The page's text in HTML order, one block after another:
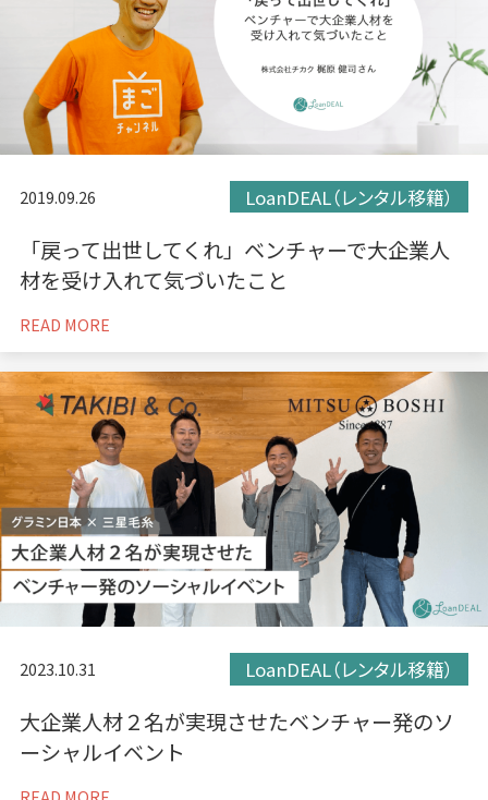
2019.09.26 LoanDEAL（レンタル移籍）
「戻って出世してくれ」ベンチャーで大企業人
材を受け入れて気づいたこと
READ MORE
2023.10.31 LoanDEAL（レンタル移籍）
大企業人材２名が実現させたベンチャー発のソ
ーシャルイベント